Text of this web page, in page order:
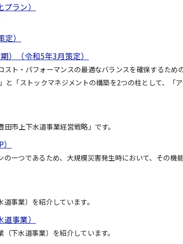
ラン）
）
）（令和5年3月策定）
スト・パフォーマンスの最適なバランスを確保するため
と「ストックマネジメントの構築を2つの柱として、「
市上下水道事業経営戦略」です。
の一つであるため、大規模災害発生時において、その機
事業）を紹介しています。
事業）
下水道事業）を紹介しています。